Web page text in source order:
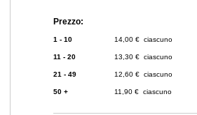
Prezzo:
1 - 10 14,00 € ciascuno
11 - 20 13,30 € ciascuno
21 - 49 12,60 € ciascuno
50 + 11,90 € ciascuno